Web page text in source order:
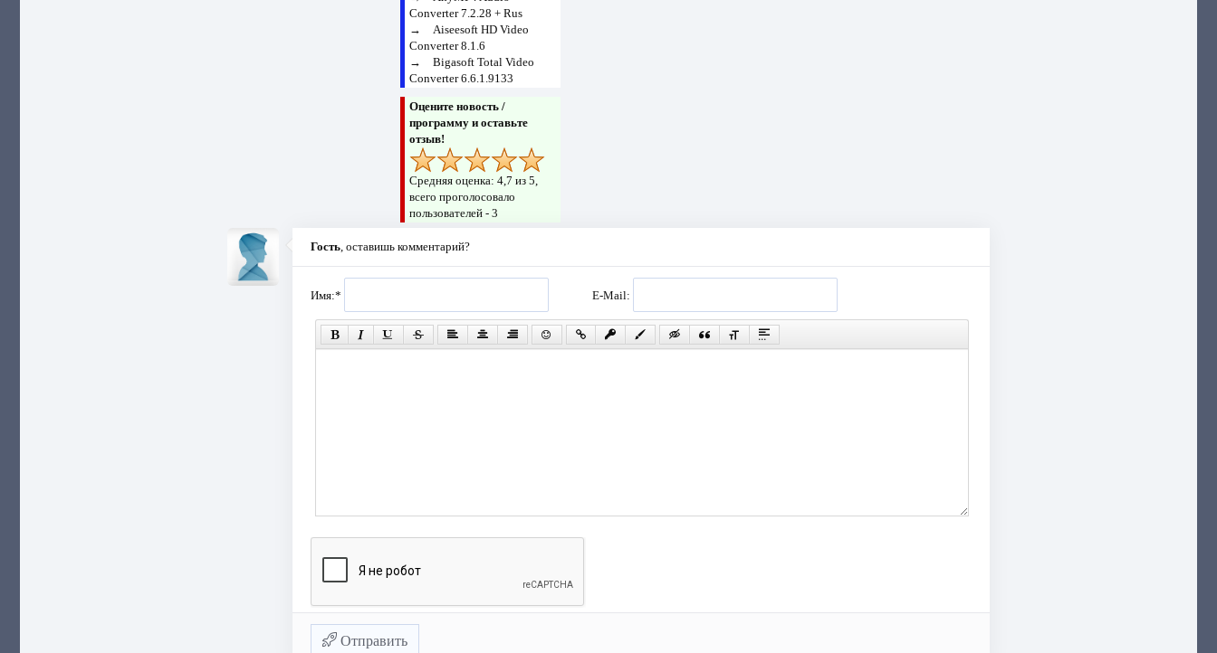
Converter 7.2.28 + Rus
→ Aiseesoft HD Video
Converter 8.1.6
→ Bigasoft Total Video
Converter 6.6.1.9133
Оцените новость /
программу и оставьте
отзыв!
Средняя оценка: 4,7 из 5,
всего проголосовало
пользователей - 3
Гость, оставишь комментарий?
Имя:* E-Mail:
Отправить